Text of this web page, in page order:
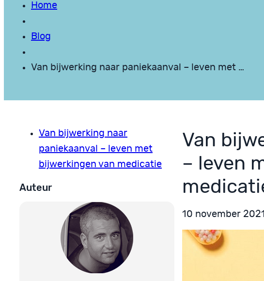
Home
Blog
Van bijwerking naar paniekaanval – leven met …
Van bijwerking naar
paniekaanval – leven met
bijwerkingen van medicatie
Auteur
Van
– leven
10 november 2021